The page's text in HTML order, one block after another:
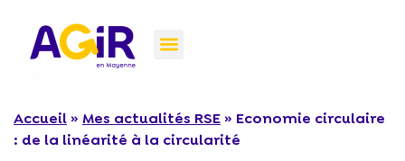
Accueil » Mes actualités RSE » Economie circulaire
: de la linéarité à la circularité